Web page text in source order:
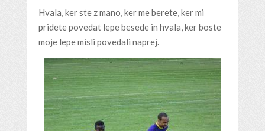
Hvala, ker ste z mano, ker me berete, ker mi
pridete povedat lepe besede in hvala, ker boste
moje lepe misli povedali naprej.